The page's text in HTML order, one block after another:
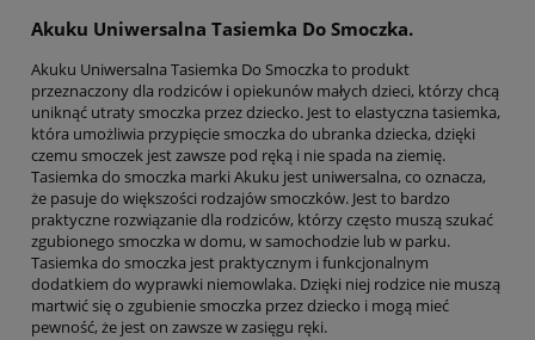
Akuku Uniwersalna Tasiemka Do Smoczka.
Akuku Uniwersalna Tasiemka Do Smoczka to produkt
przeznaczony dla rodziców i opiekunów małych dzieci, którzy chcą
uniknąć utraty smoczka przez dziecko. Jest to elastyczna tasiemka,
która umożliwia przypięcie smoczka do ubranka dziecka, dzięki
czemu smoczek jest zawsze pod ręką i nie spada na ziemię.
Tasiemka do smoczka marki Akuku jest uniwersalna, co oznacza,
że pasuje do większości rodzajów smoczków. Jest to bardzo
praktyczne rozwiązanie dla rodziców, którzy często muszą szukać
zgubionego smoczka w domu, w samochodzie lub w parku.
Tasiemka do smoczka jest praktycznym i funkcjonalnym
dodatkiem do wyprawki niemowlaka. Dzięki niej rodzice nie muszą
martwić się o zgubienie smoczka przez dziecko i mogą mieć
pewność, że jest on zawsze w zasięgu ręki.